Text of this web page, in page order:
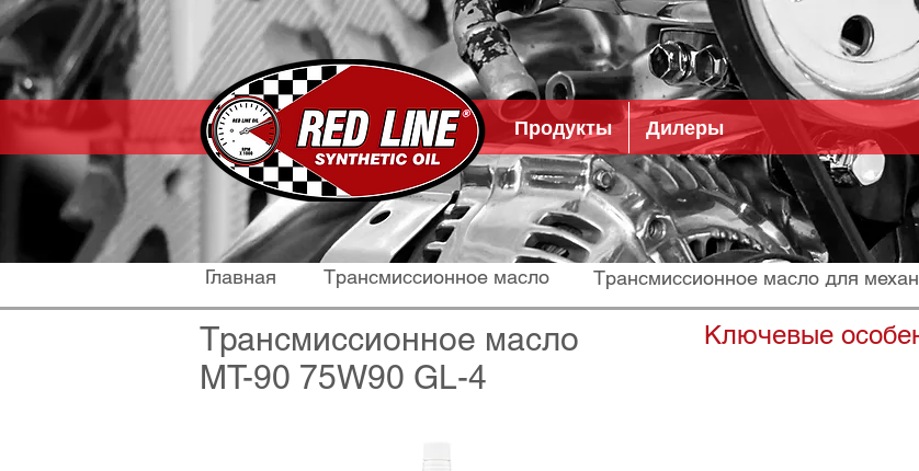
Продукты Дилеры
Главная Трансмиссионное масло Трансмиссионное масло для
Трансмиссионное масло
MT-90 75W90 GL-4
Ключевые